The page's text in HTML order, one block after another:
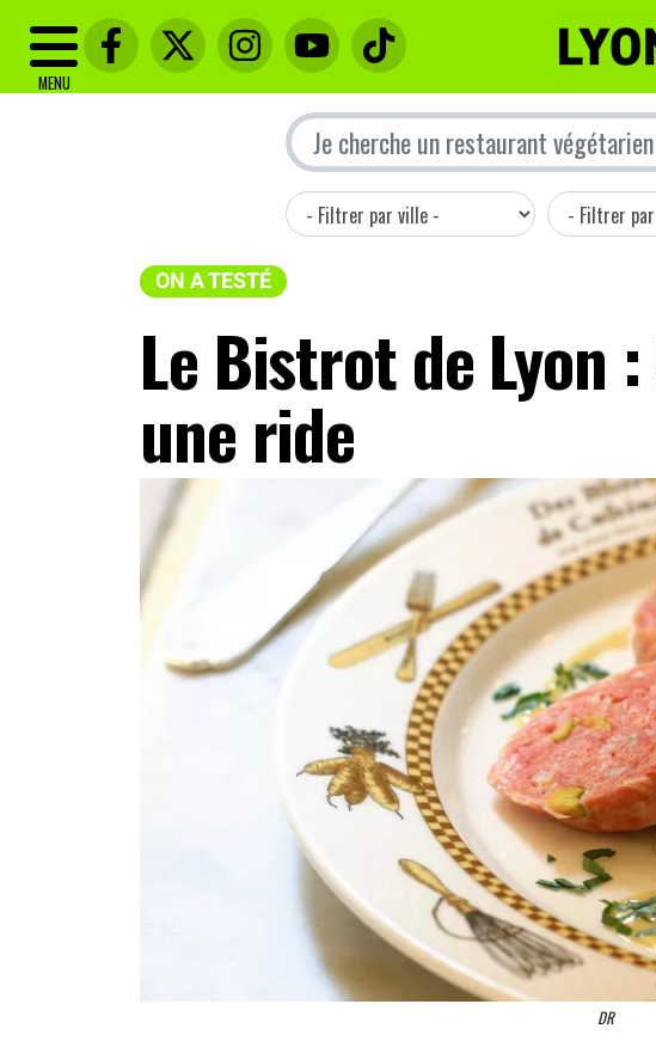
MENU
ON A TESTÉ
Le Bistrot de Lyon
une ride
DR